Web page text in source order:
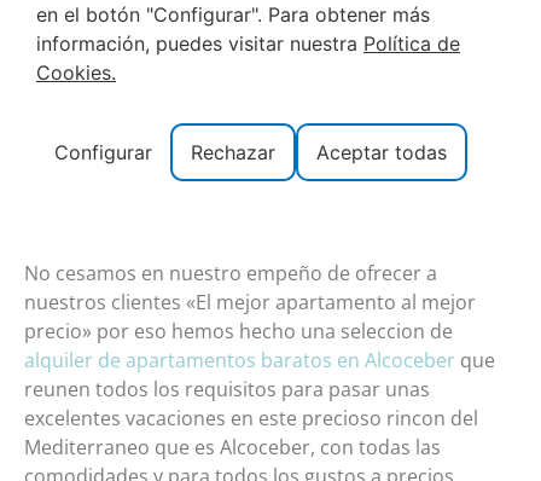
Tabla de contenidos
No se ha encontrado ningún encabezado en
No cesamos en nuestro empeño de ofrecer a
nuestros clientes «El mejor apartamento al mejor
precio» por eso hemos hecho una seleccion de
alquiler de apartamentos baratos en Alcoceber que
reunen todos los requisitos para pasar unas
excelentes vacaciones en este precioso rincon del
Mediterraneo que es Alcoceber, con todas las
en el botón "Configurar". Para obtener más
información, puedes visitar nuestra Política de
Cookies.
Configurar Rechazar Aceptar todas